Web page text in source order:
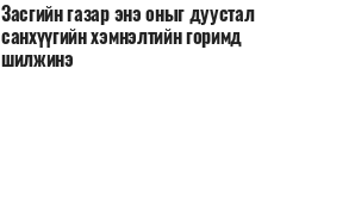
Засгийн газар энэ оныг дуустал
санхүүгийн хэмнэлтийн горимд
шилжинэ